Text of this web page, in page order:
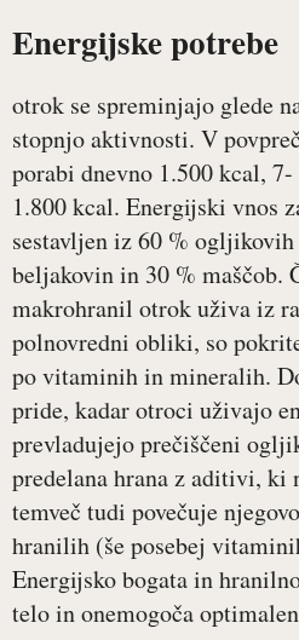
Energijske potrebe
otrok se spreminjajo glede
stopnjo aktivnosti. V
porabi dnevno 1.500 kcal,
1.800 kcal. Energijski vnos
sestavljen iz 60 %
beljakovin in 30 % maščob.
makrohranil otrok uživa iz
polnovredni obliki, so
po vitaminih in mineralih.
pride, kadar otroci uživajo
prevladujejo prečiščeni
predelana hrana z aditivi, ki
temveč tudi povečuje
hranilih (še posebej
Energijsko bogata in
telo in onemogoča